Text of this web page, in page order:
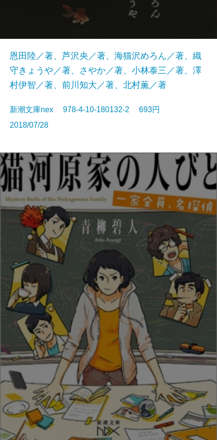
恩田陸／著、芦沢央／著、海猫沢めろん／著、織
守きょうや／著、さやか／著、小林泰三／著、澤
村伊智／著、前川知大／著、北村薫／著
新潮文庫nex 978-4-10-180132-2 693円
2018/07/28